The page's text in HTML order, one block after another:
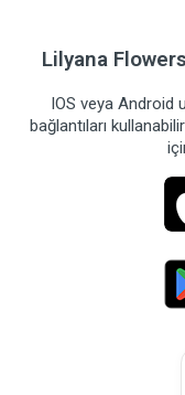
Lilyana
IOS veya Android
bağlantıları